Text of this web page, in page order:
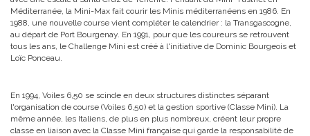
Méditerranée, la Mini-Max fait courir les Minis méditerranéens en 1986. En
1988, une nouvelle course vient compléter le calendrier : la Transgascogne,
au départ de Port Bourgenay. En 1991, pour que les coureurs se retrouvent
tous les ans, le Challenge Mini est créé à l'initiative de Dominic Bourgeois et
Loïc Ponceau.
En 1994, Voiles 6,50 se scinde en deux structures distinctes séparant
l'organisation de course (Voiles 6,50) et la gestion sportive (Classe Mini). La
même année, les Italiens, de plus en plus nombreux, créent leur propre
classe en liaison avec la Classe Mini française qui garde la responsabilité de